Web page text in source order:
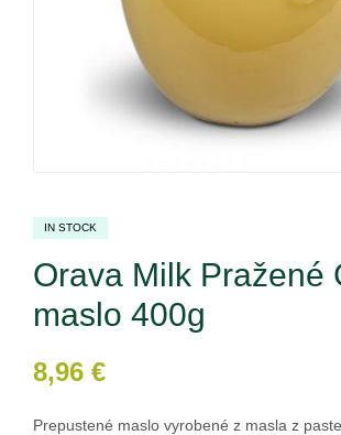
IN STOCK
Orava Milk Pražené
maslo 400g
8,96 €
Prepustené maslo vyrobené z masla z